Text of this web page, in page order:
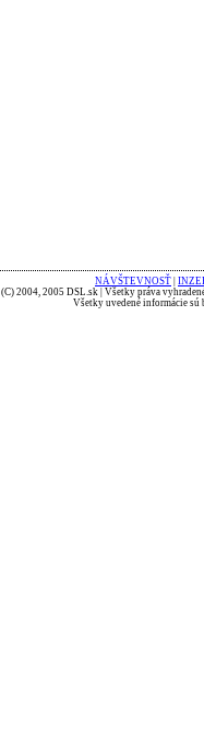
NÁVŠTEVNOSŤ
(C) 2004, 2005 DSL.sk | Všetky práva
Všetky uvedené informácie sú